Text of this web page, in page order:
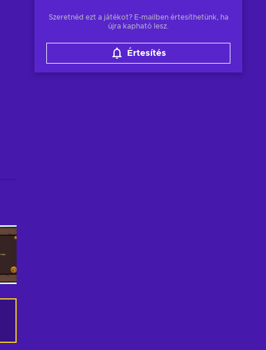
Szeretnéd ezt a játékot? E-mailben értesíthetünk, ha
újra kapható lesz.
Értesítés